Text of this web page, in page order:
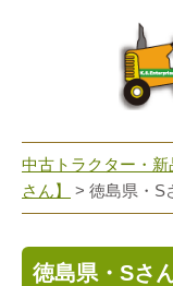
navigation
中古トラクター・
さん】
> 徳島県・S
徳島県・Sさ